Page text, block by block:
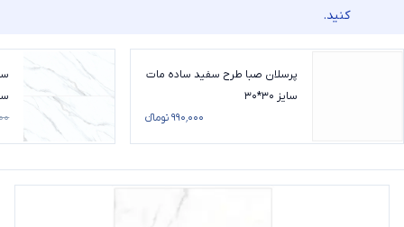
کنید.
پرسلان صبا طرح سفید ساده مات
سایز 30*30
۹۹۰٬۰۰۰ تومانء